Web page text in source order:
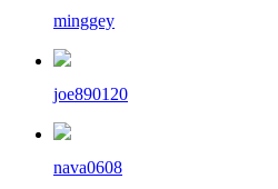
minggey
joe890120
nava0608